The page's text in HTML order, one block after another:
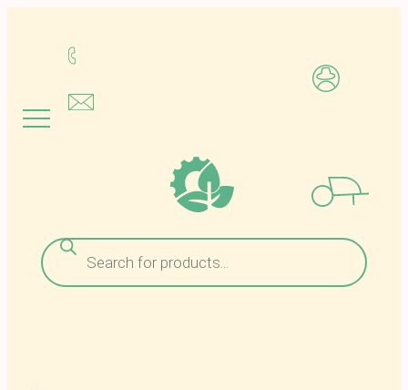
περιεχόμενο
Αναζήτηση
προϊόντων